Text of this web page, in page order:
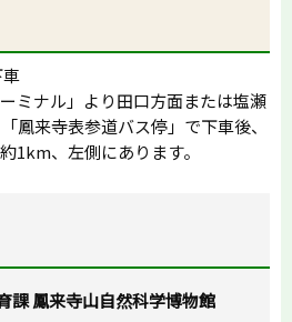
ミナル」より田口方面または塩瀬
鳳来寺表参道バス停」で下車後、
1km、左側にあります。
課 鳳来寺山自然科学博物館